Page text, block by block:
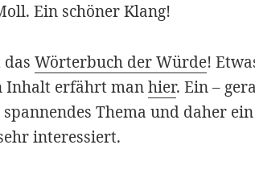
Ein schöner Klang!
dasWörterbuch der Würde!
Inhalt erfährt manhier. Ein –
Thema und daher
interessiert.